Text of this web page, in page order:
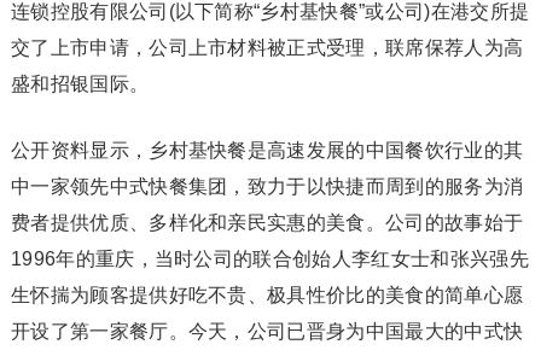
连锁控股有限公司(以下简称“乡村基快餐”或公司)在港交所提
交了上市申请，公司上市材料被正式受理，联席保荐人为高
盛和招银国际。
公开资料显示，乡村基快餐是高速发展的中国餐饮行业的其
中一家领先中式快餐集团，致力于以快捷而周到的服务为消
费者提供优质、多样化和亲民实惠的美食。公司的故事始于
1996年的重庆，当时公司的联合创始人李红女士和张兴强先
生怀揣为顾客提供好吃不贵、极具性价比的美食的简单心愿
开设了第一家餐厅。今天，公司已晋身为中国最大的中式快